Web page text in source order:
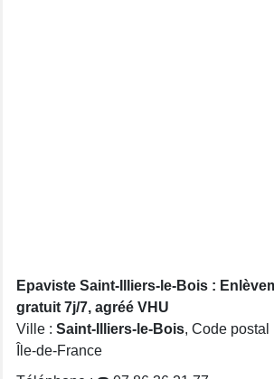
Epaviste Saint-Illiers-le-Bois :
gratuit 7j/7, agréé VHU
Ville : Saint-Illiers-le-Bois, Code postal
Île-de-France